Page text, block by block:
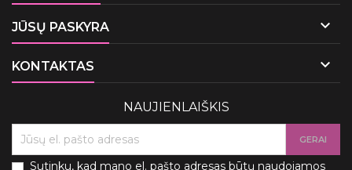
JŪSŲ PASKYRA 
KONTAKTAS 
NAUJIENLAIŠKIS
Sutinku, kad mano el. pašto adresas būtų naudojamos